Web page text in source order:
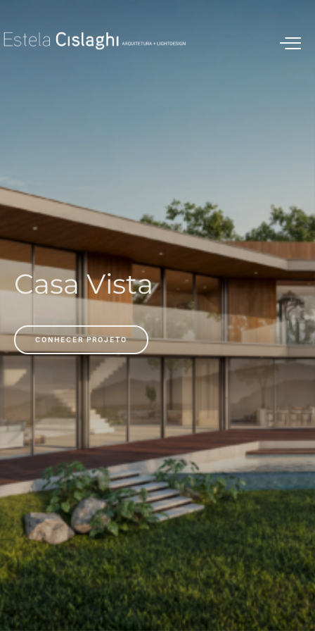
Casa Vista
CONHECER PROJETO